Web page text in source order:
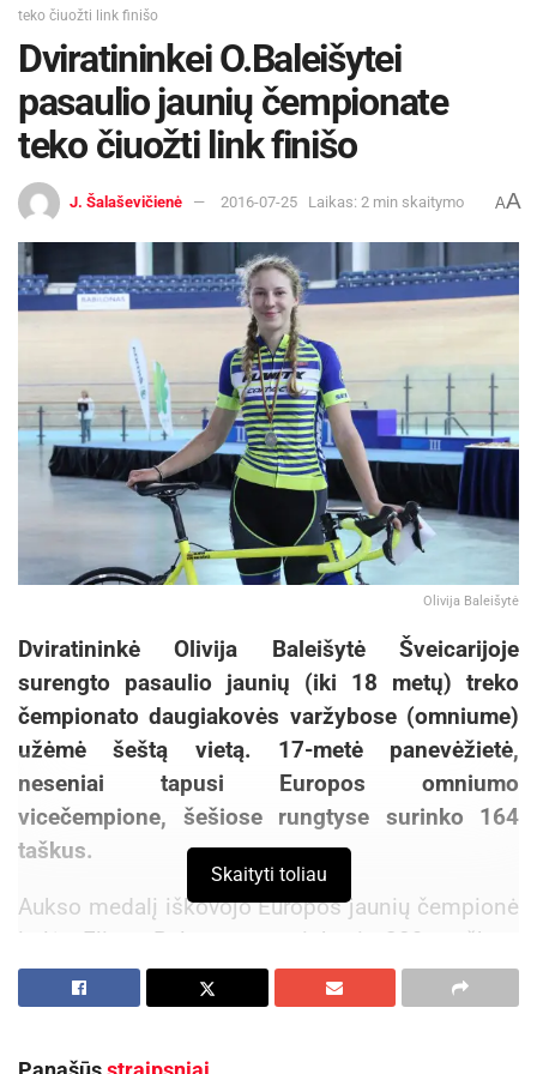
teko čiuožti link finišo
Dviratininkei O.Baleišytei
pasaulio jaunių čempionate
teko čiuožti link finišo
J. Šalaševičienė 2016-07-25 Laikas: 2 min skaitymo AA
Olivija Baleišytė
Dviratininkė Olivija Baleišytė Šveicarijoje
surengto pasaulio jaunių (iki 18 metų) treko
čempionato daugiakovės varžybose (omniume)
užėmė šeštą vietą. 17-metė panevėžietė,
neseniai tapusi Europos omniumo
vicečempione, šešiose rungtyse surinko 164
taškus.
Aukso medalį iškovojo Europos jaunių čempionė
italė Elisa Balsamo, surinkusi 209 taškus.
Sidabras atiteko Naujosios Zelandijos atstovei
Michaelai Drummond (196 tšk.), o bronza –
Skaityti toliau